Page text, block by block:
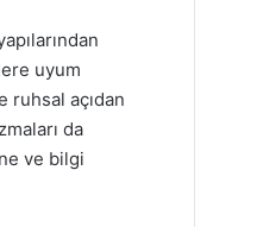
uyum
ruhsal açıdan
da
ve bilgi